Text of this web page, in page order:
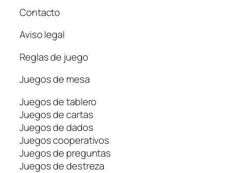
Contacto
Aviso legal
Reglas de juego
Juegos de mesa
Juegos de tablero
Juegos de cartas
Juegos de dados
Juegos cooperativos
Juegos de preguntas
Juegos de destreza